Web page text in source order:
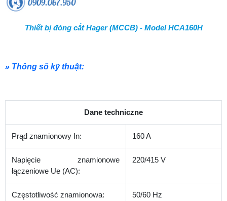
Thiết bị đóng cắt Hager (MCCB) - Model HCA160H
» Thông số kỹ thuật:
Dane techniczne
Prąd znamionowy In: 160 A
Napięcie znamionowe
łączeniowe Ue (AC):
220/415 V
Częstotliwość znamionowa: 50/60 Hz